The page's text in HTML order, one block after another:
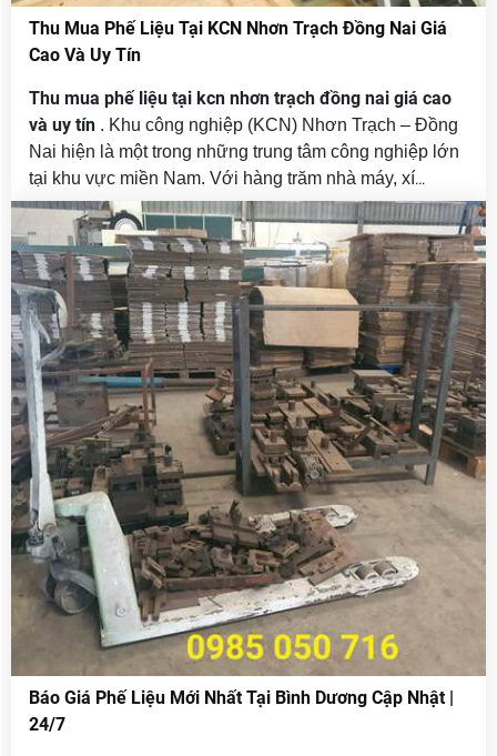
Thu Mua Phế Liệu Tại KCN Nhơn Trạch Đồng Nai Giá
Cao Và Uy Tín
Thu mua phế liệu tại kcn nhơn trạch đồng nai giá cao
và uy tín . Khu công nghiệp (KCN) Nhơn Trạch – Đồng
Nai hiện là một trong những trung tâm công nghiệp lớn
tại khu vực miền Nam. Với hàng trăm nhà máy, xí
nghiệp hoạt động trong các lĩnh vực sản xuất cơ khí,
điện tử, nhựa, dệt may, xây dựng…, lượng phế liệu
phát sinh hàng ngày rất lớn. Điều này tạo ra nhu cầu
thu mua phế liệu tại KCN Nhơn Trạch giá cao, uy tín,
chuyên nghiệpnhằm giúp doanh nghiệp .
Báo Giá Phế Liệu Mới Nhất Tại Bình Dương Cập Nhật |
24/7